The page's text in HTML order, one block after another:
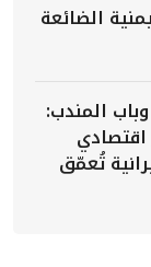
الضائعة
المندب:
تُعمّق